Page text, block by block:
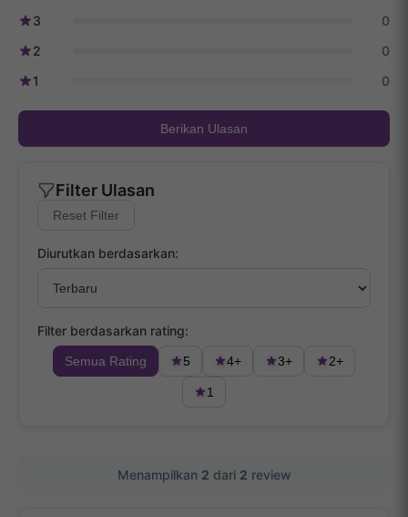
3
0
2
0
1
0
Berikan Ulasan
Filter Ulasan
Reset Filter
Diurutkan berdasarkan:
Filter berdasarkan rating:
Semua Rating 5 4+ 3+ 2+
1
Menampilkan 2 dari 2 review